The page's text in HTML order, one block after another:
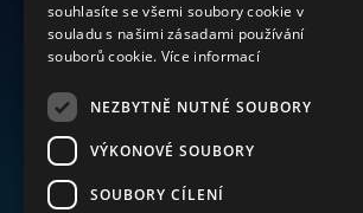
Krize a katastrofy
Aktuálně
Pracujte s
+420 736 416 505
darcovstvi@magna.org
souhlasíte se všemi soubory cookie v
souladu s našimi zásadami používání
souborů cookie. Více informací
NEZBYTNĚ NUTNÉ SOUBORY
VÝKONOVÉ SOUBORY
SOUBORY CÍLENÍ